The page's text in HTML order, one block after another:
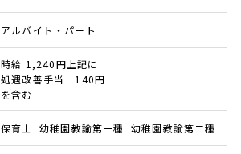
アルバイト・パート
時給 1,240円上記に
処遇改善手当 140円
を含む
保育士 幼稚園教諭第一種 幼稚園教諭第二種